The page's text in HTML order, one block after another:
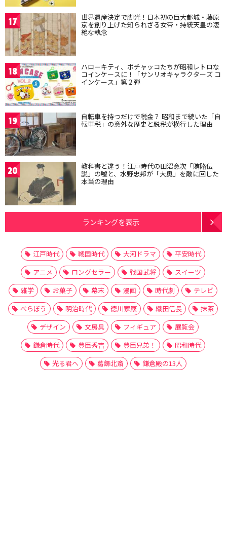
17 世界遺産決定で脚光！日本初の巨大都城・藤原
京を創り上げた知られざる女帝・持統天皇の凄
絶な執念
18 ハローキティ、ポチャッコたちが昭和レトロな
コインケースに！「サンリオキャラクターズ コ
インケース」第２弾
19 自転車を持つだけで税金？ 昭和まで続いた「自
転車税」の意外な歴史と脱税が横行した理由
20 教科書と違う！江戸時代の田沼意次「賄賂伝
説」の嘘と、水野忠邦が「大奥」を敵に回した
本当の理由
ランキングを表示
江戸時代 戦国時代 大河ドラマ
平安時代
アニメ
ロングセラー 戦国武将
スイーツ
雑学
お菓子 幕末 漫画 時代劇
テレビ
べらぼう
明治時代 徳川家康 織田信長
抹茶
デザイン
文房具 フィギュア
展覧会
鎌倉時代
豊臣秀吉 豊臣兄弟！
昭和時代
光る君へ
葛飾北斎 鎌倉殿の13人